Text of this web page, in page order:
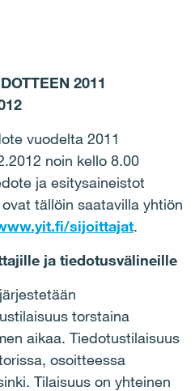
2011
vuodelta 2011
noin kello 8.00
ja esitysaineistot
tällöin saatavilla yhtiön
sijoittajat.
ja tiedotusvälineille
torstaina
aikaa. Tiedotustilaisuus
osoitteessa
Tilaisuus on yhteinen